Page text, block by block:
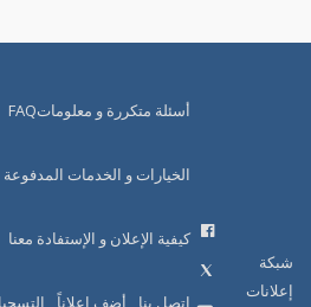
شبكة
إعلانات
أسئلة متكررة و معلوماتFAQ
الخيارات و الخدمات المدفوعة
كيفية الإعلان و الإستفادة معنا
اتصل بنا أضف إعلاناً